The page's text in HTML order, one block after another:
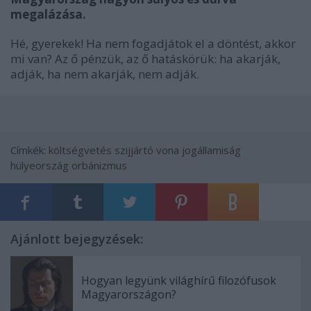
megalázása.
Hé, gyerekek! Ha nem fogadjátok el a döntést, akkor
mi van? Az ő pénzük, az ő hatáskörük: ha akarják,
adják, ha nem akarják, nem adják.
Címkék: költségvetés szijjártó vona jogállamiság
hülyeország orbánizmus
Ajánlott bejegyzések:
Hogyan legyünk világhírű filozófusok
Magyarországon?